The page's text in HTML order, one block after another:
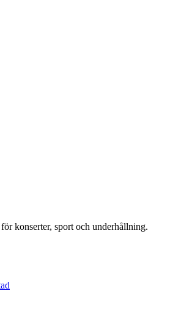
konserter, sport och underhållning.